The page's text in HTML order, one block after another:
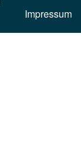
Impressum